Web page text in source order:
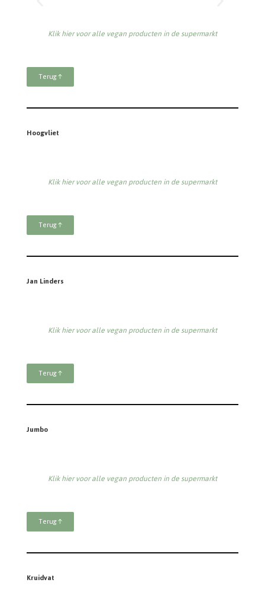
Klik hier voor alle vegan producten in de supermarkt
Terug ↑
Hoogvliet
Klik hier voor alle vegan producten in de supermarkt
Terug ↑
Jan Linders
Klik hier voor alle vegan producten in de supermarkt
Terug ↑
Jumbo
Klik hier voor alle vegan producten in de supermarkt
Terug ↑
Kruidvat